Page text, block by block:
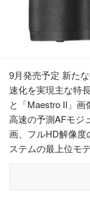
9月発売予定 新た
速化を実現主な特
と「Maestro II」
高速の予測AFモジ
画、フルHD解像度
ステムの最上位モ